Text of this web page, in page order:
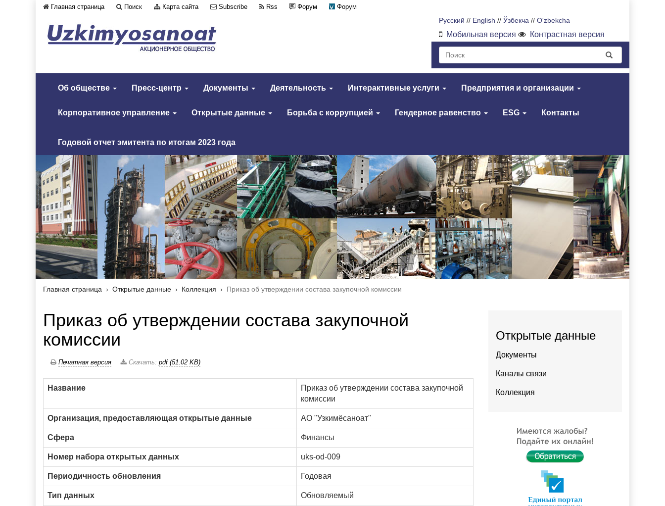
Главная страница Поиск Карта сайта Subscribe Rss Форум
Форум
Русский // English // Ўзбекча // O'zbekcha
Мобильная версия Контрастная версия
Об обществе Пресс-центр Документы Деятельность Интерактивные услуги Предприятия и организации
Корпоративное управление Открытые данные Борьба с коррупцией Гендерное равенство ESG Контакты
Годовой отчет эмитента по итогам 2023 года
Главная страница Открытые данные Коллекция Приказ об утверждении состава закупочной комиссии
Приказ об утверждении состава закупочной
комиссии
Печатная версия Скачать: pdf (51.02 KB)
Название
Приказ об утверждении состава закупочной
комиссии
Организация, предоставляющая открытые данные АО "Узкимёсаноат"
Сфера Финансы
Номер набора открытых данных uks-od-009
Периодичность обновления Годовая
Тип данных Обновляемый
Открытые данные
Документы
Каналы связи
Коллекция